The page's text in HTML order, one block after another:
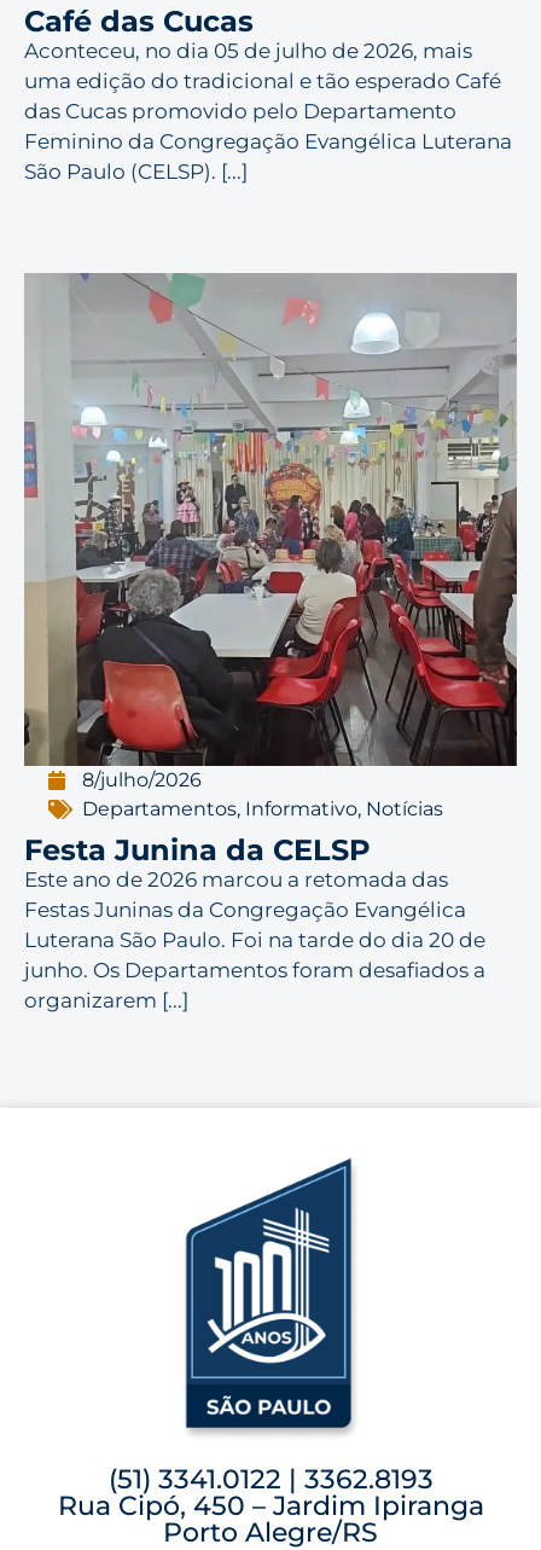
Café das Cucas
Aconteceu, no dia 05 de julho de 2026, mais
uma edição do tradicional e tão esperado Café
das Cucas promovido pelo Departamento
Feminino da Congregação Evangélica Luterana
São Paulo (CELSP). [...]
8/julho/2026
Departamentos, Informativo, Notícias
Festa Junina da CELSP
Este ano de 2026 marcou a retomada das
Festas Juninas da Congregação Evangélica
Luterana São Paulo. Foi na tarde do dia 20 de
junho. Os Departamentos foram desafiados a
organizarem [...]
(51) 3341.0122 | 3362.8193
Rua Cipó, 450 – Jardim Ipiranga
Porto Alegre/RS